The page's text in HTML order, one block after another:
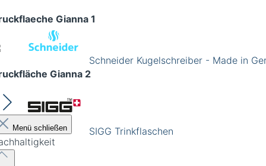
Schneider Kugelschreiber - Made in
SIGG Trinkflaschen
Gianna 1
Gianna 2
Menü schließen